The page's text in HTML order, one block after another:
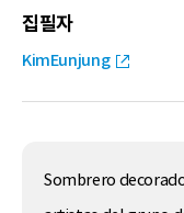
집필자
KimEunjung
Sombrero